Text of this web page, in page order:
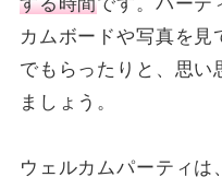
カムボードや写真を見
でもらったりと、思い
ましょう。
ウェルカムパーティは